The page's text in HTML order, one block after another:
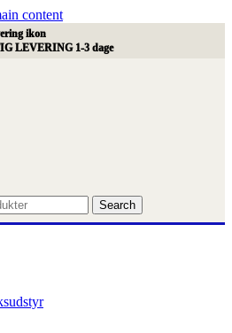
content
LEVERING 1-3 dage
Search